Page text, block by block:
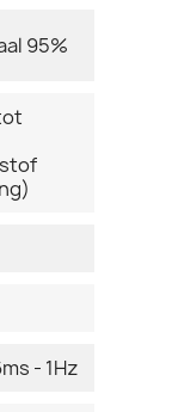
95%
- 1Hz